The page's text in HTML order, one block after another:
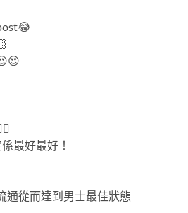
最好最好！
通從而達到男士最佳狀態